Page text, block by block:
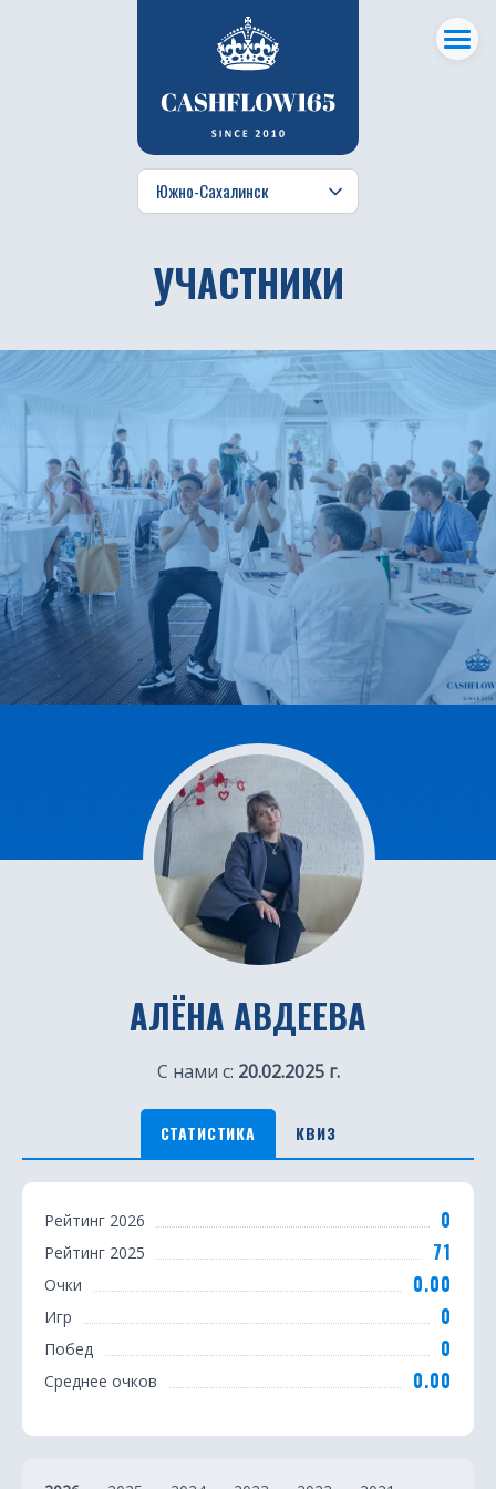
УЧАСТНИКИ
АЛЁНА АВДЕЕВА
С нами с: 20.02.2025 г.
СТАТИСТИКА КВИЗ
С
т
Рейтинг 2026 0
Рейтинг 2025 71
Очки 0.00
Игр 0
Побед 0
Среднее очков 0.00